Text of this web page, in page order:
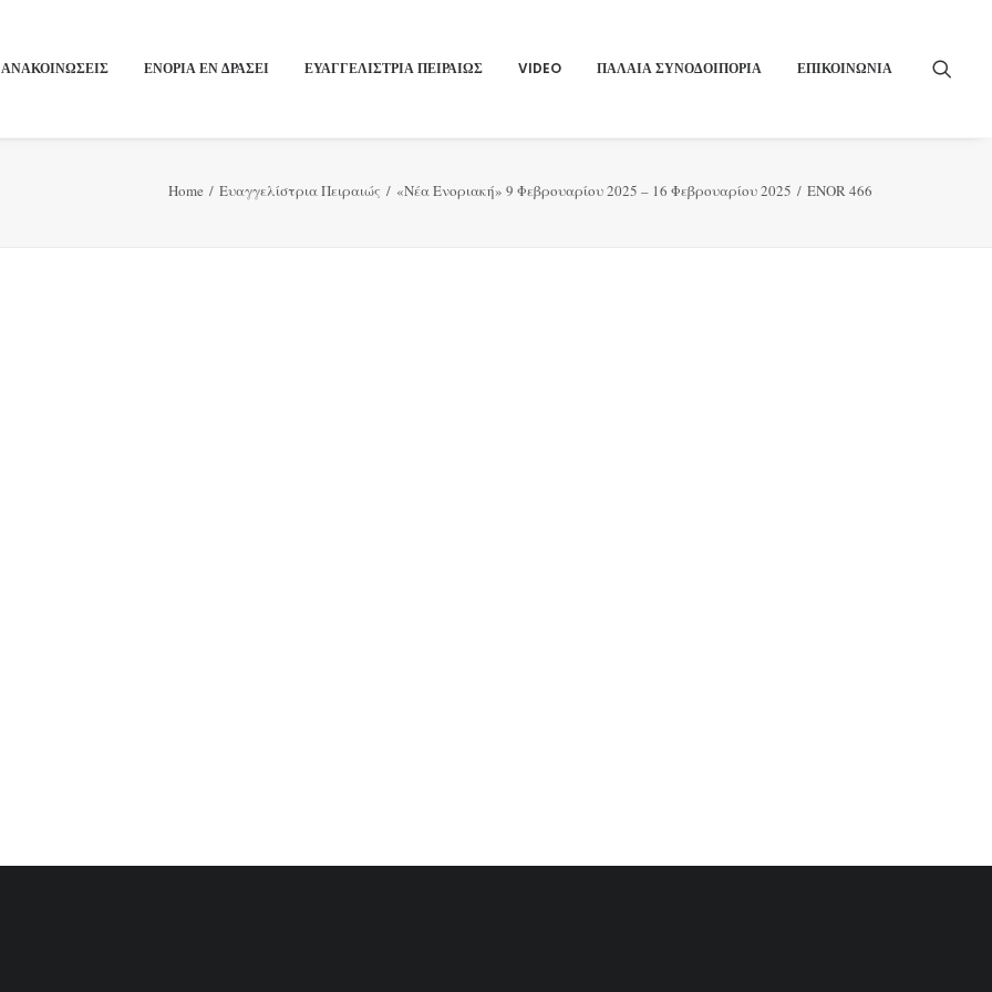
ΑΝΑΚΟΙΝΩΣΕΙΣ ΕΝΟΡΙΑ ΕΝ ΔΡΑΣΕΙ ΕΥΑΓΓΕΛΙΣΤΡΙΑ ΠΕΙΡΑΙΏΣ VIDEO ΠΑΛΑΙΑ ΣΥΝΟΔΟΙΠΟΡΙΑ ΕΠΙΚΟΙΝΩΝΙΑ
Home Ευαγγελίστρια Πειραιώς «Νέα Ενοριακή» 9 Φεβρουαρίου 2025 – 16 Φεβρουαρίου 2025 ENOR 466